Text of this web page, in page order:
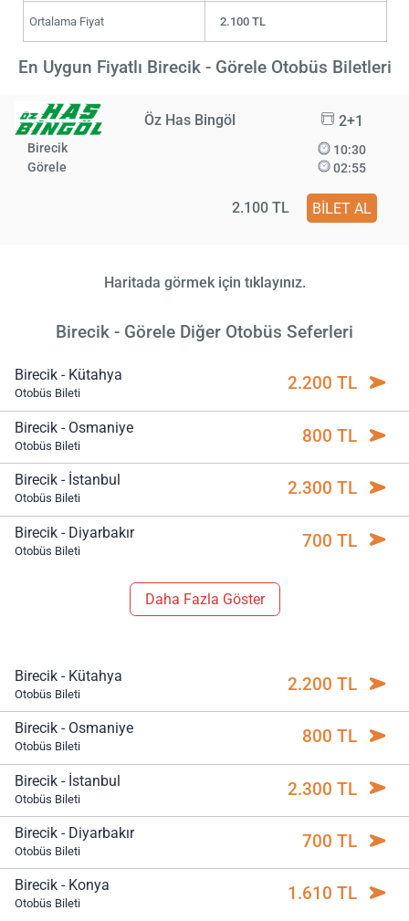
Ortalama Fiyat 2.100 TL
En Uygun Fiyatlı Birecik - Görele Otobüs Biletleri
Öz Has Bingöl 2+1
Birecik
Görele
10:30
02:55
2.100 TL BİLET AL
Haritada görmek için tıklayınız.
Birecik - Görele Diğer Otobüs Seferleri
Birecik - Kütahya
Otobüs Bileti 2.200 TL
Birecik - Osmaniye
Otobüs Bileti 800 TL
Birecik - İstanbul
Otobüs Bileti 2.300 TL
Birecik - Diyarbakır
Otobüs Bileti 700 TL
Daha Fazla Göster
Birecik - Kütahya
Otobüs Bileti 2.200 TL
Birecik - Osmaniye
Otobüs Bileti 800 TL
Birecik - İstanbul
Otobüs Bileti 2.300 TL
Birecik - Diyarbakır
Otobüs Bileti 700 TL
Birecik - Konya
Otobüs Bileti 1.610 TL